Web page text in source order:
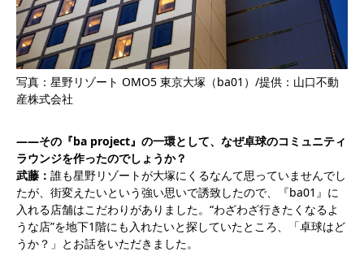
写真：星野リゾート OMO5 東京大塚（ba01）/提供：山口不動
産株式会社
――その『ba project』の一環として、なぜ卓球のコミュニティ
ラウンジを作ったのでしょうか？
武藤： 誰も星野リゾートが大塚にくるなんて思っていませんでし
たが、街変えたいという強い思いで誘致したので、『ba01』に
入れる店舗はこだわりがありました。“わざわざ行きたくなるよ
うな店”を地下1階にも入れたいと探していたところ、「卓球はど
うか？」とお話をいただきました。